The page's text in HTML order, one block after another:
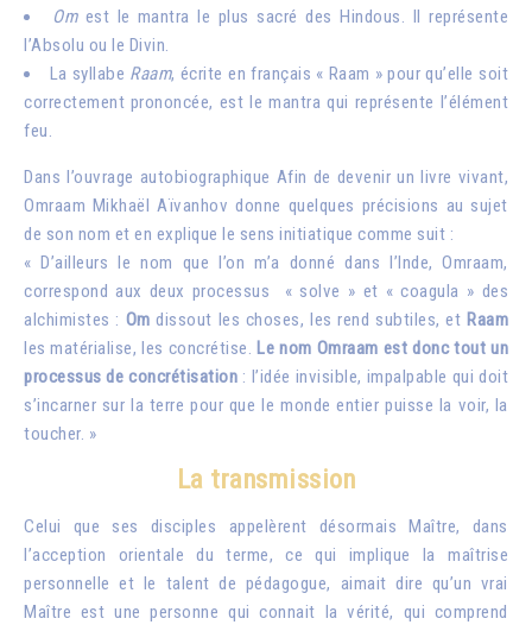
Omest le mantra le plus sacré des Hindous. Il représente
l’Absolu ou le Divin.
La syllabe Raam, écrite en français « Raam » pour qu’elle soit
correctement prononcée, est le mantra qui représente l’élément
feu.
Dans l’ouvrage autobiographique Afin de devenir un livre vivant,
Omraam Mikhaël Aïvanhov donne quelques précisions au sujet
de son nom et en explique le sens initiatique comme suit :
« D’ailleurs le nom que l’on m’a donné dans l’Inde, Omraam,
correspond aux deux processus « solve » et « coagula » des
alchimistes : Om dissout les choses, les rend subtiles, et Raam
les matérialise, les concrétise. Le nom Omraam est donc tout un
processus de concrétisation : l’idée invisible, impalpable qui doit
s’incarner sur la terre pour que le monde entier puisse la voir, la
toucher. »
La transmission
Celui que ses disciples appelèrent désormais Maître, dans
l’acception orientale du terme, ce qui implique la maîtrise
personnelle et le talent de pédagogue, aimait dire qu’un vrai
Maître est une personne qui connait la vérité, qui comprend